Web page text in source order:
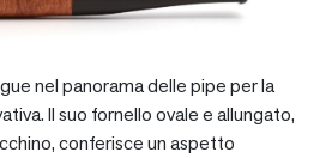
nel panorama delle pipe per la
Il suo fornello ovale e allungato,
conferisce un aspetto